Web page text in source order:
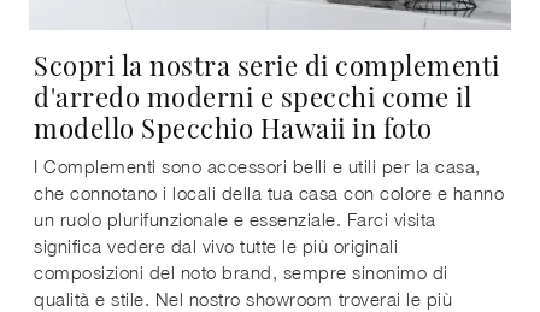
Scopri la nostra serie di complementi
d'arredo moderni e specchi come il
modello Specchio Hawaii in foto
I Complementi sono accessori belli e utili per la casa,
che connotano i locali della tua casa con colore e hanno
un ruolo plurifunzionale e essenziale. Farci visita
significa vedere dal vivo tutte le più originali
composizioni del noto brand, sempre sinonimo di
qualità e stile. Nel nostro showroom troverai le più